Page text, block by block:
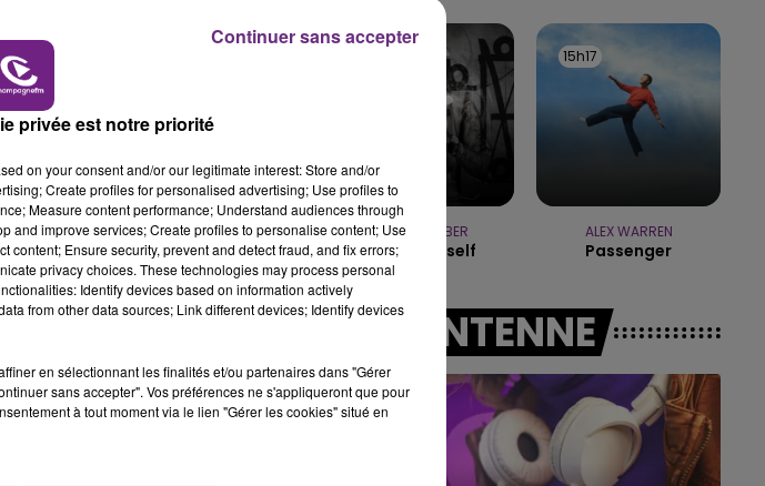
19h00 - 19h15
- CHAMPAGNE FM
19h15 - 20h00
LA RADIO POP
le tronçon de 23 km reliant
par Charleville-Mézières.
dont ¼ de poids lourds, à
JUSTIN BIEBER
Love Yourself
15h17
15h17
ALEX WARREN
Passenger
A L'ANTENNE
privée est notre priorité
on your consent and/or our legitimate interest: Store and/or
Create profiles for personalised advertising; Use profiles to
Measure content performance; Understand audiences through
and improve services; Create profiles to personalise content; Use
Ensure security, prevent and detect fraud, and fix errors;
privacy choices. These technologies may process personal
Identify devices based on information actively
from other data sources; Link different devices; Identify devices
en sélectionnant les finalités et/ou partenaires dans "Gérer
sans accepter". Vos préférences ne s'appliqueront que pour
à tout moment via le lien "Gérer les cookies" situé en
Continuer sans accepter